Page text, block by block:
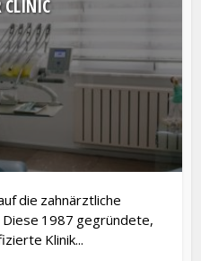
CLINIC
die zahnärztliche
1987 gegründete,
Klinik...